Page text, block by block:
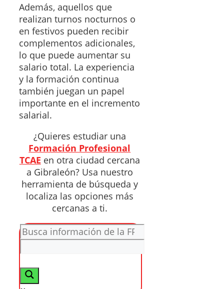
Además, aquellos que
realizan turnos nocturnos o
en festivos pueden recibir
complementos adicionales,
lo que puede aumentar su
salario total. La experiencia
y la formación continua
también juegan un papel
importante en el incremento
salarial.
¿Quieres estudiar una
Formación Profesional
TCAE en otra ciudad cercana
a Gibraleón? Usa nuestro
herramienta de búsqueda y
localiza las opciones más
cercanas a ti.